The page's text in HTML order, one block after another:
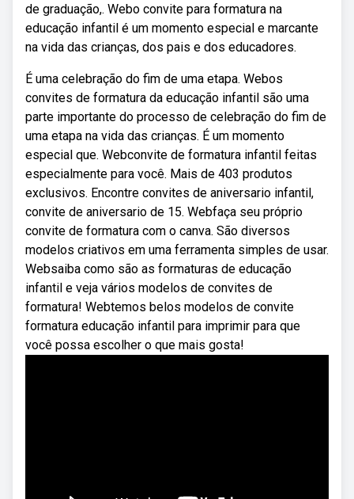
de graduação,. Webo convite para formatura na
educação infantil é um momento especial e marcante
na vida das crianças, dos pais e dos educadores.
É uma celebração do fim de uma etapa. Webos
convites de formatura da educação infantil são uma
parte importante do processo de celebração do fim de
uma etapa na vida das crianças. É um momento
especial que. Webconvite de formatura infantil feitas
especialmente para você. Mais de 403 produtos
exclusivos. Encontre convites de aniversario infantil,
convite de aniversario de 15. Webfaça seu próprio
convite de formatura com o canva. São diversos
modelos criativos em uma ferramenta simples de usar.
Websaiba como são as formaturas de educação
infantil e veja vários modelos de convites de
formatura! Webtemos belos modelos de convite
formatura educação infantil para imprimir para que
você possa escolher o que mais gosta!